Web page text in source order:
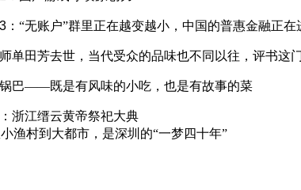
3 ： “无账户”群里正在越变越小，中国的普惠金融正在
单田芳去世，当代受众的品味也不同以往，评书这
锅巴——既是有风味的小吃，也是有故事的菜
浙江缙云黄帝祭祀大典
渔村到大都市，是深圳的“一梦四十年”